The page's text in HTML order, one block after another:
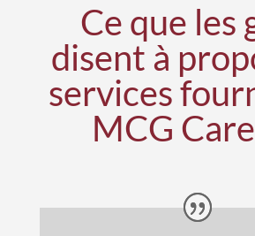
Ce que les
disent à
services
MCG